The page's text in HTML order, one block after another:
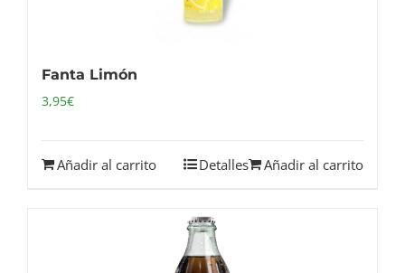
Fanta Limón
3,95€
Añadir al carrito Añadir al carrito
Detalles